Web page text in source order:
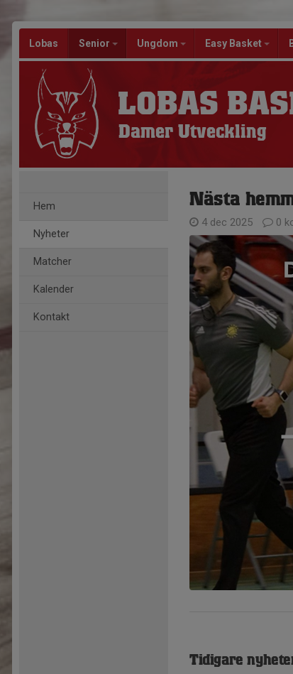
Lobas Senior Ungdom Easy Basket
LOBAS
Damer Utveckling
Hem
Nyheter
Matcher
Kalender
Kontakt
Nästa
4 dec 2025 0
Tidigare